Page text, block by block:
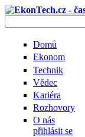
Přejít k hlavnímu
Domů
Ekonom
Technik
Vědec
Kariéra
Rozhovory
O nás
přihlásit se